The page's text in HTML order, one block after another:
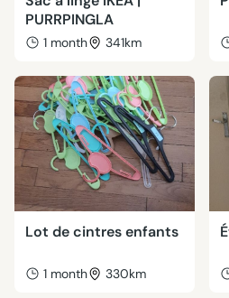
PURRPINGLA
1 month 341km
Lot de cintres enfants
1 month 330km